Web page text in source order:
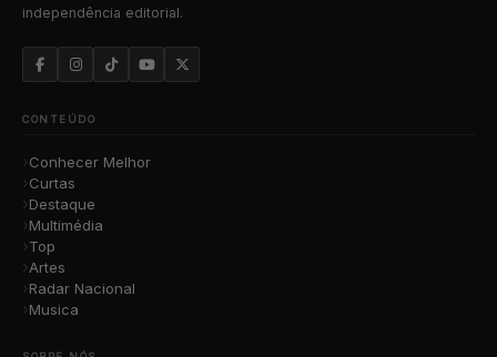
independência editorial.
CONTEÚDO
Conhecer Melhor
Curtas
Destaque
Multimédia
Top
Artes
Radar Nacional
Musica